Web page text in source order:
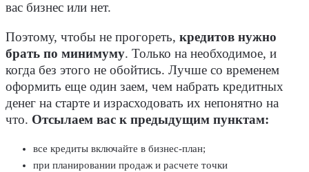
вас бизнес или нет.
Поэтому, чтобы не прогореть, кредитов нужно
брать по минимуму. Только на необходимое, и
когда без этого не обойтись. Лучше со временем
оформить еще один заем, чем набрать кредитных
денег на старте и израсходовать их непонятно на
что. Отсылаем вас к предыдущим пунктам:
все кредиты включайте в бизнес-план;
при планировании продаж и расчете точки